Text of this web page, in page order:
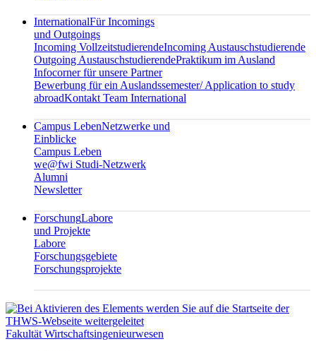
InternationalFür Incomings
und Outgoings
Incoming VollzeitstudierendeIncoming Austauschstudierende
Outgoing AustauschstudierendePraktikum im Ausland
Infocorner für unsere Partner
Bewerbung für ein Auslandssemester/ Application to study
abroadKontakt Team International
Campus LebenNetzwerke und
Einblicke
Campus Leben
we@fwi Studi-Netzwerk
Alumni
Newsletter
ForschungLabore
und Projekte
Labore
Forschungsgebiete
Forschungsprojekte
Fakultät Wirtschaftsingenieurwesen